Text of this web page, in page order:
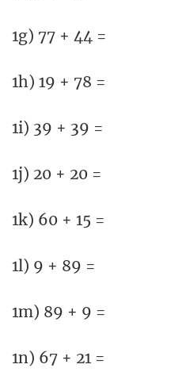
1g) 77 + 44 =
1h) 19 + 78 =
1i) 39 + 39 =
1j) 20 + 20 =
1k) 60 + 15 =
1l) 9 + 89 =
1m) 89 + 9 =
1n) 67 + 21 =